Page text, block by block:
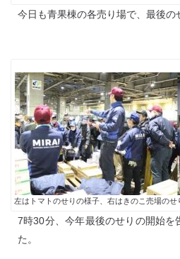
今日も青果棟の各売り場で、最後の
左はトマトのせりの様子、右はきのこ売場のせ
7時30分、今年最後のせりの開始を
た。